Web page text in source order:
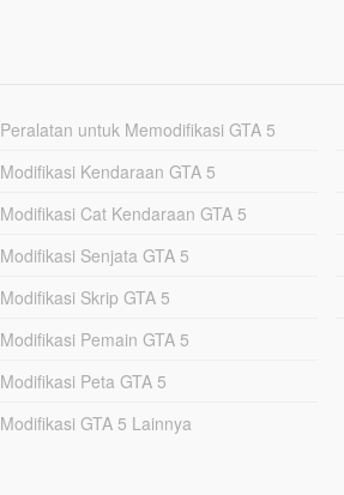
Peralatan untuk Memodifikasi GTA 5
Modifikasi Kendaraan GTA 5
Modifikasi Cat Kendaraan GTA 5
Modifikasi Senjata GTA 5
Modifikasi Skrip GTA 5
Modifikasi Pemain GTA 5
Modifikasi Peta GTA 5
Modifikasi GTA 5 Lainnya